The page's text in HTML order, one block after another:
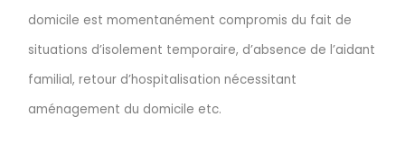
domicile est momentanément compromis du fait de
situations d’isolement temporaire, d’absence de l’aidant
familial, retour d’hospitalisation nécessitant
aménagement du domicile etc.